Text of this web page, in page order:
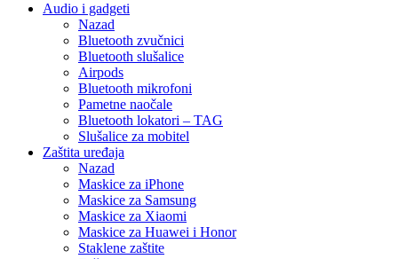
Audio i gadgeti
Nazad
Bluetooth zvučnici
Bluetooth slušalice
Airpods
Bluetooth mikrofoni
Pametne naočale
Bluetooth lokatori – TAG
Slušalice za mobitel
Zaštita uređaja
Nazad
Maskice za iPhone
Maskice za Samsung
Maskice za Xiaomi
Maskice za Huawei i Honor
Staklene zaštite